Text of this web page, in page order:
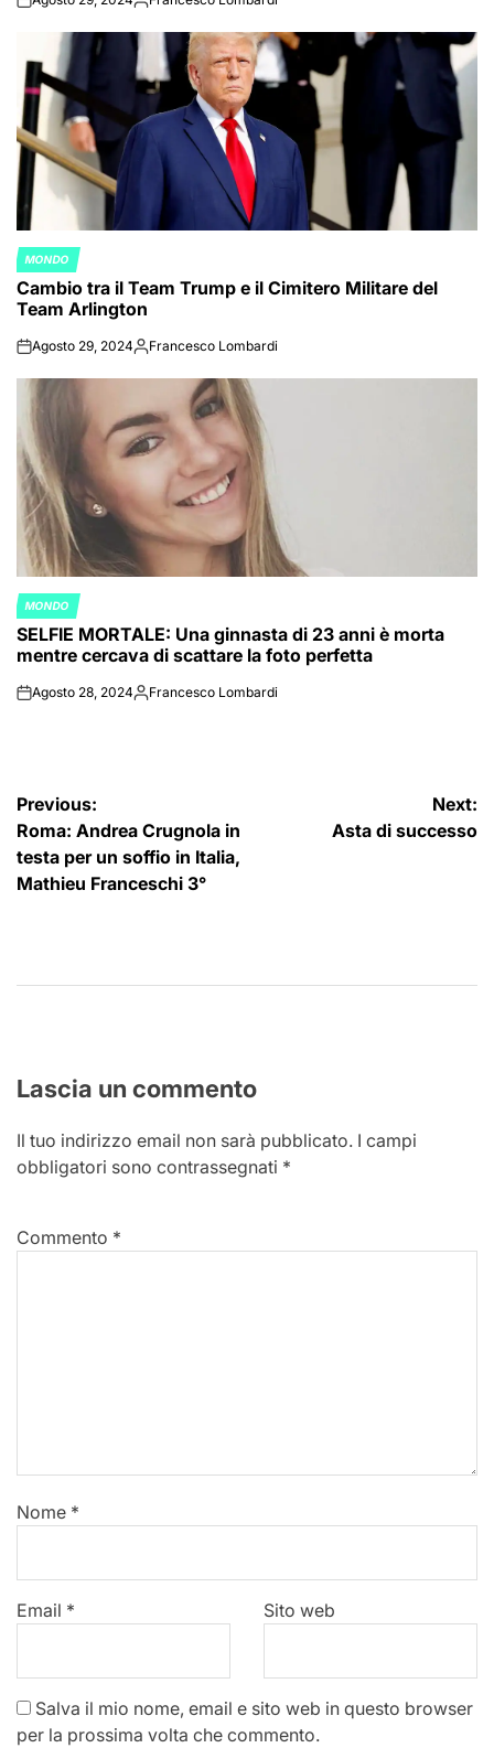
on
Posted
POSTED
IN
MONDO
Cambio tra il Team Trump e il Cimitero Militare del
Team Arlington
onAgosto 29, 2024Posted
Francesco Lombardi
POSTED
IN
MONDO
SELFIE MORTALE: Una ginnasta di 23 anni è morta
mentre cercava di scattare la foto perfetta
onAgosto 28, 2024Posted
Francesco Lombardi
Navigazione
articoli
Previous:
Roma: Andrea Crugnola in
testa per un soffio in Italia,
Mathieu Franceschi 3°
Next:
Asta di successo
Lascia un commento
Il tuo indirizzo email non sarà pubblicato. I campi
obbligatori sono contrassegnati *
Commento *
Nome *
Email * Sito web
Salva il mio nome, email e sito web in questo browser
per la prossima volta che commento.